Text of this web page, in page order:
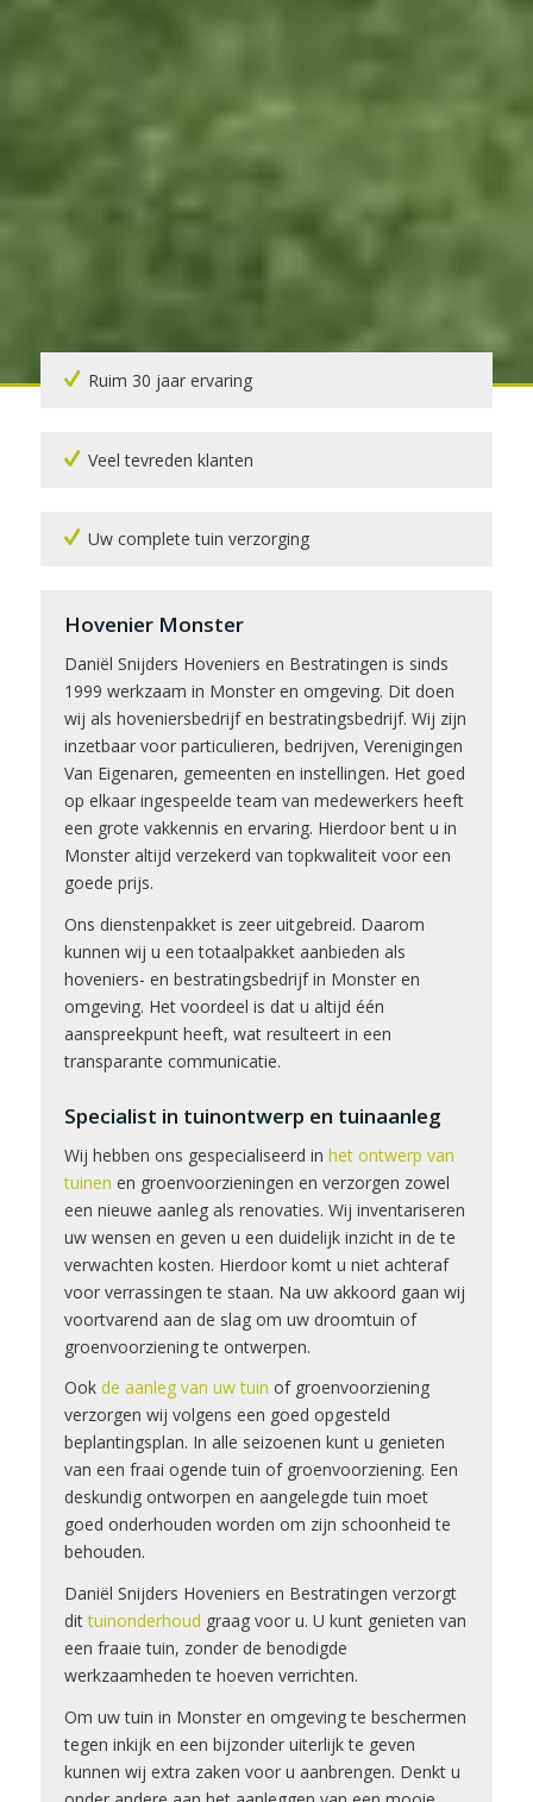
Ruim 30 jaar ervaring
Veel tevreden klanten
Uw complete tuin verzorging
Hovenier Monster
Daniël Snijders Hoveniers en Bestratingen is sinds
1999 werkzaam in Monster en omgeving. Dit doen
wij als hoveniersbedrijf en bestratingsbedrijf. Wij zijn
inzetbaar voor particulieren, bedrijven, Verenigingen
Van Eigenaren, gemeenten en instellingen. Het goed
op elkaar ingespeelde team van medewerkers heeft
een grote vakkennis en ervaring. Hierdoor bent u in
Monster altijd verzekerd van topkwaliteit voor een
goede prijs.
Ons dienstenpakket is zeer uitgebreid. Daarom
kunnen wij u een totaalpakket aanbieden als
hoveniers- en bestratingsbedrijf in Monster en
omgeving. Het voordeel is dat u altijd één
aanspreekpunt heeft, wat resulteert in een
transparante communicatie.
Specialist in tuinontwerp en tuinaanleg
Wij hebben ons gespecialiseerd in het ontwerp van
tuinen en groenvoorzieningen en verzorgen zowel
een nieuwe aanleg als renovaties. Wij inventariseren
uw wensen en geven u een duidelijk inzicht in de te
verwachten kosten. Hierdoor komt u niet achteraf
voor verrassingen te staan. Na uw akkoord gaan wij
voortvarend aan de slag om uw droomtuin of
groenvoorziening te ontwerpen.
Ook de aanleg van uw tuin of groenvoorziening
verzorgen wij volgens een goed opgesteld
beplantingsplan. In alle seizoenen kunt u genieten
van een fraai ogende tuin of groenvoorziening. Een
deskundig ontworpen en aangelegde tuin moet
goed onderhouden worden om zijn schoonheid te
behouden.
Daniël Snijders Hoveniers en Bestratingen verzorgt
dittuinonderhoud graag voor u. U kunt genieten van
een fraaie tuin, zonder de benodigde
werkzaamheden te hoeven verrichten.
Om uw tuin in Monster en omgeving te beschermen
tegen inkijk en een bijzonder uiterlijk te geven
kunnen wij extra zaken voor u aanbrengen. Denkt u